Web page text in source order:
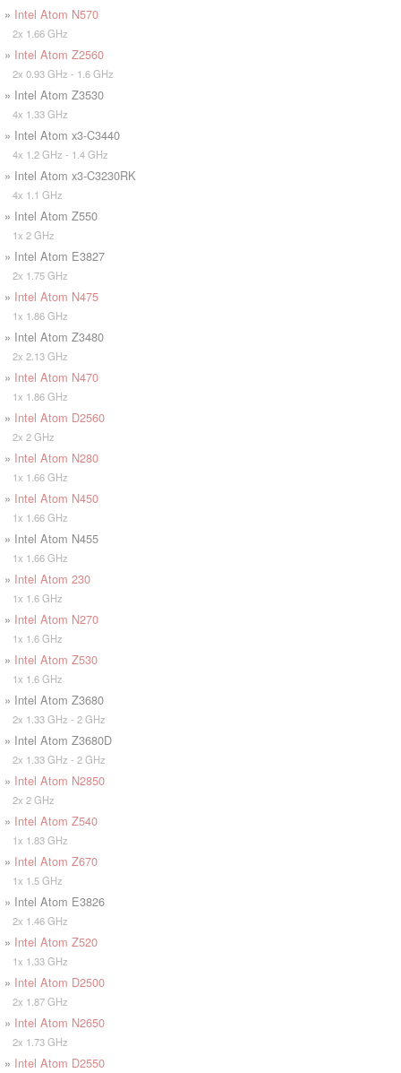
» Intel Atom N570
2x 1.66 GHz
» Intel Atom Z2560
2x 0.93 GHz - 1.6 GHz
» Intel Atom Z3530
4x 1.33 GHz
» Intel Atom x3-C3440
4x 1.2 GHz - 1.4 GHz
» Intel Atom x3-C3230RK
4x 1.1 GHz
» Intel Atom Z550
1x 2 GHz
» Intel Atom E3827
2x 1.75 GHz
» Intel Atom N475
1x 1.86 GHz
» Intel Atom Z3480
2x 2.13 GHz
» Intel Atom N470
1x 1.86 GHz
» Intel Atom D2560
2x 2 GHz
» Intel Atom N280
1x 1.66 GHz
» Intel Atom N450
1x 1.66 GHz
» Intel Atom N455
1x 1.66 GHz
» Intel Atom 230
1x 1.6 GHz
» Intel Atom N270
1x 1.6 GHz
» Intel Atom Z530
1x 1.6 GHz
» Intel Atom Z3680
2x 1.33 GHz - 2 GHz
» Intel Atom Z3680D
2x 1.33 GHz - 2 GHz
» Intel Atom N2850
2x 2 GHz
» Intel Atom Z540
1x 1.83 GHz
» Intel Atom Z670
1x 1.5 GHz
» Intel Atom E3826
2x 1.46 GHz
» Intel Atom Z520
1x 1.33 GHz
» Intel Atom D2500
2x 1.87 GHz
» Intel Atom N2650
2x 1.73 GHz
» Intel Atom D2550